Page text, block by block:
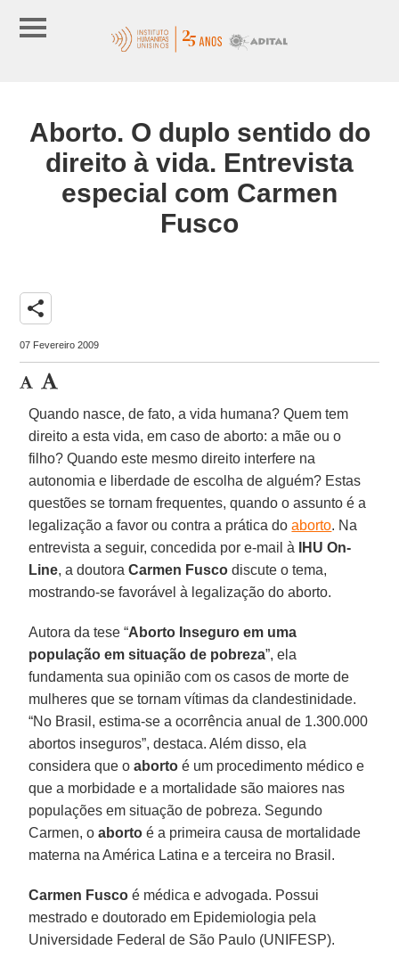
Aborto. O duplo sentido do
direito à vida. Entrevista
especial com Carmen
Fusco
share
07 Fevereiro 2009
Quando nasce, de fato, a vida humana? Quem tem
direito a esta vida, em caso de aborto: a mãe ou o
filho? Quando este mesmo direito interfere na
autonomia e liberdade de escolha de alguém? Estas
questões se tornam frequentes, quando o assunto é a
legalização a favor ou contra a prática doaborto. Na
entrevista a seguir, concedida por e-mail à
IHU On-
Line, a doutoraCarmen Fusco discute o tema,
mostrando-se favorável à legalização do aborto.
Autora da tese “Aborto Inseguro em uma
população em situação de pobreza”, ela
fundamenta sua opinião com os casos de morte de
mulheres que se tornam vítimas da clandestinidade.
“No Brasil, estima-se a ocorrência anual de 1.300.000
abortos inseguros”, destaca. Além disso, ela
considera que oaborto é um procedimento médico e
que a morbidade e a mortalidade são maiores nas
populações em situação de pobreza. Segundo
Carmen, oaborto é a primeira causa de mortalidade
materna na América Latina e a terceira no Brasil.
Carmen Fusco é médica e advogada. Possui
mestrado e doutorado em Epidemiologia pela
Universidade Federal de São Paulo (UNIFESP).